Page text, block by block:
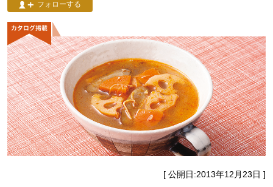
フォローする
[ 公開日:2013年12月23日 ]